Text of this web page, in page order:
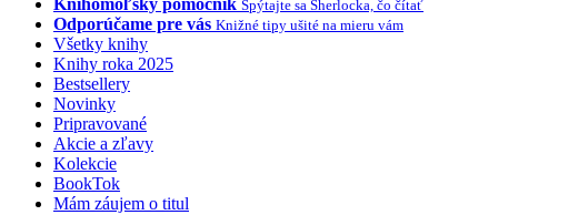
Knihomoľský pomocník Spýtajte sa Sherlocka, čo čítať
Odporúčame pre vás Knižné tipy ušité na mieru vám
Všetky knihy
Knihy roka 2025
Bestsellery
Novinky
Pripravované
Akcie a zľavy
Kolekcie
BookTok
Mám záujem o titul